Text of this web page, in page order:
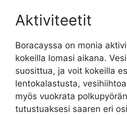
Aktiviteetit
Boracayssa on monia
kokeilla lomasi aikana.
suosittua, ja voit kokeilla
lentokalastusta,
myös vuokrata
tutustuaksesi saaren eri